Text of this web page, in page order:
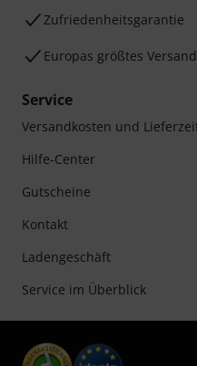
Zufriedenheitsgarantie
Europas größtes
Service
Versandkosten und
Hilfe-Center
Gutscheine
Kontakt
Ladengeschäft
Service im Überblick